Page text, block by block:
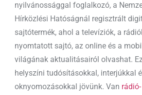
nyilvánossággal foglalkozó, a
Hírközlési Hatóságnál regisztrált
sajtótermék, ahol a televíziók, a
nyomtatott sajtó, az online és a
világának aktualitásairól olvashat.
helyszíni tudósításokkal, interjúkkal
oknyomozásokkal jövünk. Van